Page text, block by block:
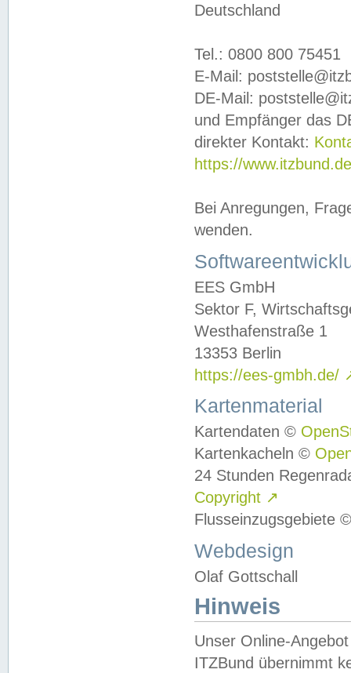
Deutschland
Tel.: 0800 800 75451
E-Mail:
DE-Mail:
und Empfänger das
direkter Kontakt:
https://
Bei Anregungen,
wenden.
EES GmbH
Sektor F,
Westhafenstraße 1
13353 Berlin
https://ees-gmbh.de/
Kartenmaterial
Kartendaten ©
Kartenkacheln ©
24 Stunden
Copyright ↗
Flusseinzugsgebiete
Webdesign
Olaf Gottschall
Hinweis
Unser Online-
ITZBund übernimmt